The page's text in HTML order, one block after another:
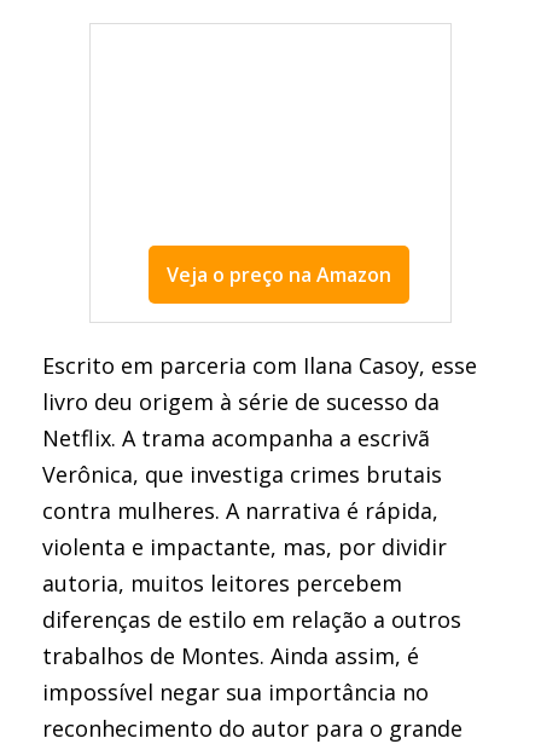
Veja o preço na Amazon
Escrito em parceria com Ilana Casoy, esse
livro deu origem à série de sucesso da
Netflix. A trama acompanha a escrivã
Verônica, que investiga crimes brutais
contra mulheres. A narrativa é rápida,
violenta e impactante, mas, por dividir
autoria, muitos leitores percebem
diferenças de estilo em relação a outros
trabalhos de Montes. Ainda assim, é
impossível negar sua importância no
reconhecimento do autor para o grande